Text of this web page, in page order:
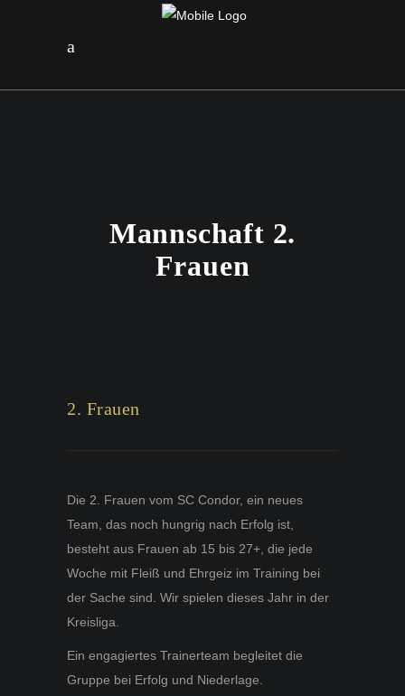
Mannschaft 2.
Frauen
2. Frauen
Die 2. Frauen vom SC Condor, ein neues
Team, das noch hungrig nach Erfolg ist,
besteht aus Frauen ab 15 bis 27+, die jede
Woche mit Fleiß und Ehrgeiz im Training bei
der Sache sind. Wir spielen dieses Jahr in der
Kreisliga.
Ein engagiertes Trainerteam begleitet die
Gruppe bei Erfolg und Niederlage.